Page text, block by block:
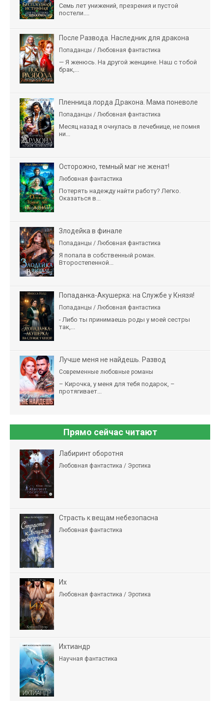
Семь лет унижений, презрения и пустой
постели....
После Развода. Наследник для дракона
Попаданцы / Любовная фантастика
— Я женюсь. На другой женщине. Наш с тобой
брак,...
Пленница лорда Дракона. Мама поневоле
Попаданцы / Любовная фантастика
Месяц назад я очнулась в лечебнице, не помня
ни...
Осторожно, темный маг не женат!
Любовная фантастика
Потерять надежду найти работу? Легко.
Оказаться в...
Злодейка в финале
Попаданцы / Любовная фантастика
Я попала в собственный роман.
Второстепенной...
Попаданка-Акушерка: на Службе у Князя!
Попаданцы / Любовная фантастика
- Либо ты принимаешь роды у моей сестры
так,...
Лучше меня не найдешь. Развод
Современные любовные романы
– Кирочка, у меня для тебя подарок, –
протягивает...
Прямо сейчас читают
Лабиринт оборотня
Любовная фантастика / Эротика
Страсть к вещам небезопасна
Любовная фантастика
Их
Любовная фантастика / Эротика
Ихтиандр
Научная фантастика